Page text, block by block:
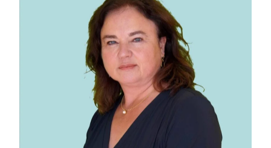
Uw vraag of opmerking